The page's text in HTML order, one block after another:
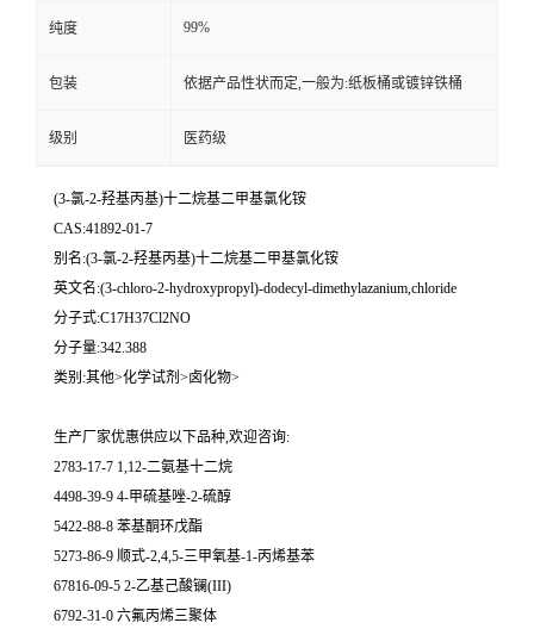
纯度 99%
包装 依据产品性状而定,一般为:纸板桶或镀锌铁桶
级别 医药级
(3-氯-2-羟基丙基)十二烷基二甲基氯化铵
CAS:41892-01-7
别名:(3-氯-2-羟基丙基)十二烷基二甲基氯化铵
英文名:(3-chloro-2-hydroxypropyl)-dodecyl-dimethylazanium,chloride
分子式:C17H37Cl2NO
分子量:342.388
类别:其他>化学试剂>卤化物>
生产厂家优惠供应以下品种,欢迎咨询:
2783-17-7 1,12-二氨基十二烷
4498-39-9 4-甲硫基唑-2-硫醇
5422-88-8 苯基酮环戊酯
5273-86-9 顺式-2,4,5-三甲氧基-1-丙烯基苯
67816-09-5 2-乙基己酸镧(III)
6792-31-0 六氟丙烯三聚体